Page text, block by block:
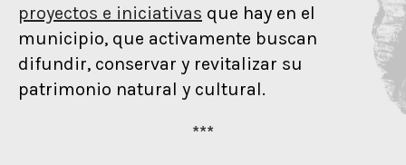
proyectos e iniciativas que hay en el
municipio, que activamente buscan
difundir, conservar y revitalizar su
patrimonio natural y cultural.
***